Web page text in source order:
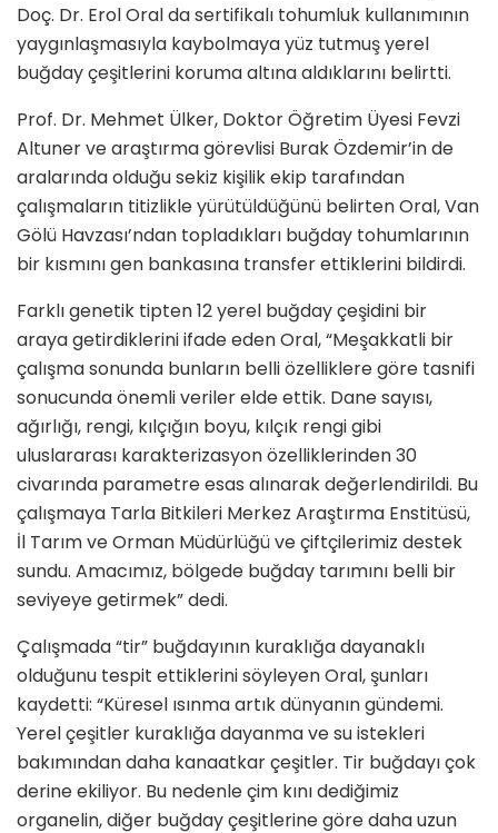
Doç. Dr. Erol Oral da sertifikalı tohumluk kullanımının
yaygınlaşmasıyla kaybolmaya yüz tutmuş yerel
buğday çeşitlerini koruma altına aldıklarını belirtti.
Prof. Dr. Mehmet Ülker, Doktor Öğretim Üyesi Fevzi
Altuner ve araştırma görevlisi Burak Özdemir’in de
aralarında olduğu sekiz kişilik ekip tarafından
çalışmaların titizlikle yürütüldüğünü belirten Oral, Van
Gölü Havzası’ndan topladıkları buğday tohumlarının
bir kısmını gen bankasına transfer ettiklerini bildirdi.
Farklı genetik tipten 12 yerel buğday çeşidini bir
araya getirdiklerini ifade eden Oral, “Meşakkatli bir
çalışma sonunda bunların belli özelliklere göre tasnifi
sonucunda önemli veriler elde ettik. Dane sayısı,
ağırlığı, rengi, kılçığın boyu, kılçık rengi gibi
uluslararası karakterizasyon özelliklerinden 30
civarında parametre esas alınarak değerlendirildi. Bu
çalışmaya Tarla Bitkileri Merkez Araştırma Enstitüsü,
İl Tarım ve Orman Müdürlüğü ve çiftçilerimiz destek
sundu. Amacımız, bölgede buğday tarımını belli bir
seviyeye getirmek” dedi.
Çalışmada “tir” buğdayının kuraklığa dayanaklı
olduğunu tespit ettiklerini söyleyen Oral, şunları
kaydetti: “Küresel ısınma artık dünyanın gündemi.
Yerel çeşitler kuraklığa dayanma ve su istekleri
bakımından daha kanaatkar çeşitler. Tir buğdayı çok
derine ekiliyor. Bu nedenle çim kını dediğimiz
organelin, diğer buğday çeşitlerine göre daha uzun